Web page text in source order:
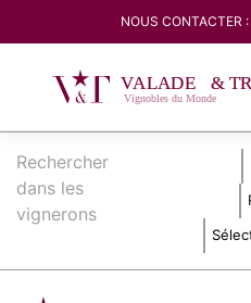
content
NOUS CONTACTER :
Rechercher
dans les
vignerons